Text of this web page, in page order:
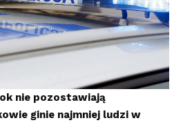
nie pozostawiają
ginie najmniej ludzi w